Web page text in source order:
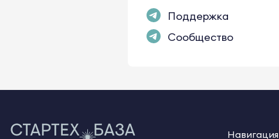
Поддержка
Сообщество
Навигация